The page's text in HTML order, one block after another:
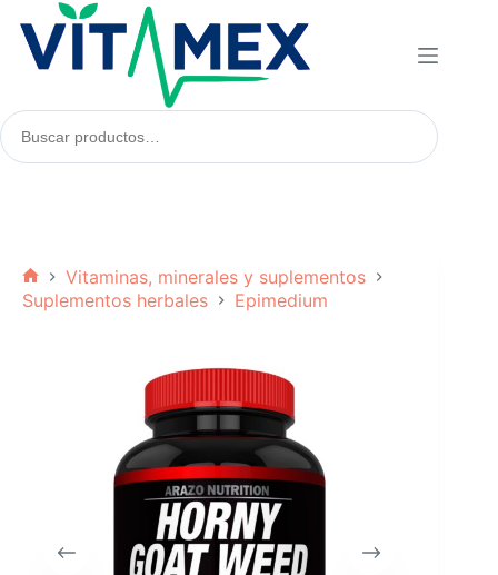
contenido
Buscar
productos:
Inicio
Vitaminas, minerales y suplementos
Suplementos herbales
Epimedium